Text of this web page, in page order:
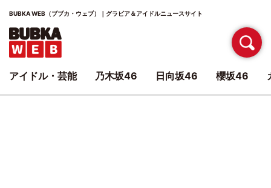
BUBKA WEB（ブブカ・ウェブ）｜グラビア＆アイドルニュースサイト
アイドル・芸能 乃木坂46 日向坂46 櫻坂46